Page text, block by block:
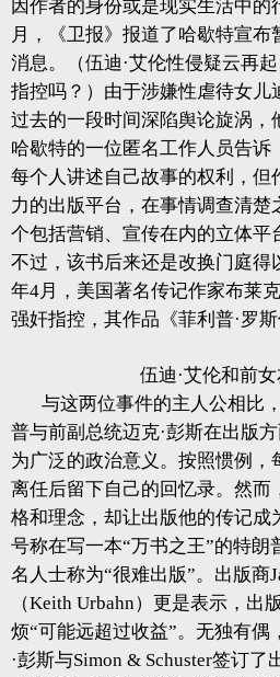
因作者的身份或是现实生活中的
月，《卫报》报道了哈歇特宣布
消息。（伍迪·艾伦性侵疑云再
指控吗？）由于涉嫌性虐待女儿
过去的一段时间深陷舆论旋涡，
哈歇特的一位匿名工作人员告诉
每个人讲述自己故事的权利，但
力的出版平台，在事情调查清楚
个包括营销、宣传在内的立体平
不过，该书后来还是改换门庭得
年4月，美国著名传记作家布莱
强奸指控，其作品《菲利普·罗
伍迪·艾伦和前女
与这两位事件的主人公相比
普与前副总统迈克·彭斯在出版
为广泛的政治意义。按照惯例，
离任后留下自己的回忆录。然而
格和理念，却让出版他的传记成
号称在写一本“万书之王”的特朗
名人士称为“很难出版”。出版商
（Keith Urbahn）更是表示，出
烦“可能远超过收益”。无独有偶
·彭斯与Simon & Schuster签订